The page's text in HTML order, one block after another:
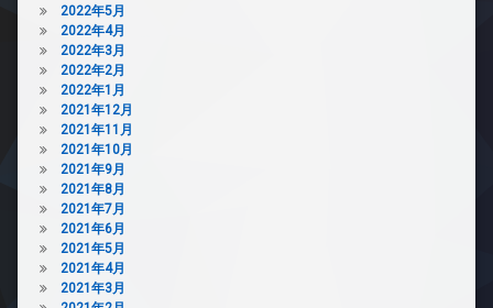
2022年5月
2022年4月
2022年3月
2022年2月
2022年1月
2021年12月
2021年11月
2021年10月
2021年9月
2021年8月
2021年7月
2021年6月
2021年5月
2021年4月
2021年3月